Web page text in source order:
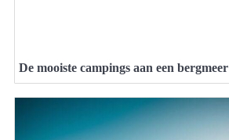
De mooiste campings aan een bergmeer